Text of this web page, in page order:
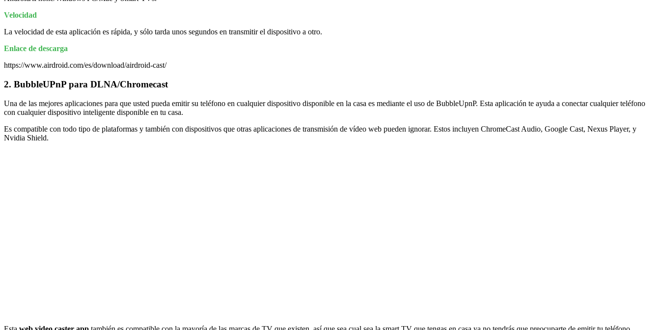
Velocidad
La velocidad de esta aplicación es rápida, y sólo tarda unos segundos en transmitir el dispositivo a otro.
Enlace de descarga
https://www.airdroid.com/es/download/airdroid-cast/
2. BubbleUPnP para DLNA/Chromecast
Una de las mejores aplicaciones para que usted pueda emitir su teléfono en cualquier dispositivo disponible en la casa es mediante el uso de BubbleUpnP. Esta aplicación te ayuda a conectar cualquier teléfono
con cualquier dispositivo inteligente disponible en tu casa.
Es compatible con todo tipo de plataformas y también con dispositivos que otras aplicaciones de transmisión de vídeo web pueden ignorar. Estos incluyen ChromeCast Audio, Google Cast, Nexus Player, y
Nvidia Shield.